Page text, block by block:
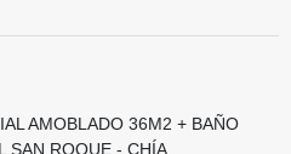
AMOBLADO 36M2 + BAÑO
SAN ROQUE - CHÍA